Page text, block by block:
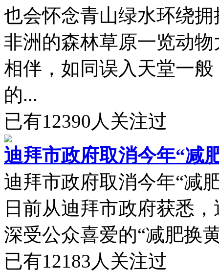
也会怀念青山绿水环绕
非洲的森林草原一览动
相伴，如同误入天堂一
的...
已有12390 人关注过
迪拜市政府取消今年“减
迪拜市政府取消今年“减
日前从迪拜市政府获悉
深受公众喜爱的“减肥换
已有12183 人关注过